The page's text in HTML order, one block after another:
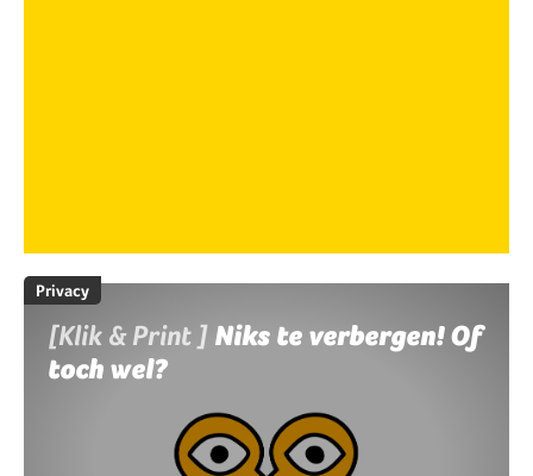
Privacy
[Klik & Print ] Niks te verbergen! Of
toch wel?